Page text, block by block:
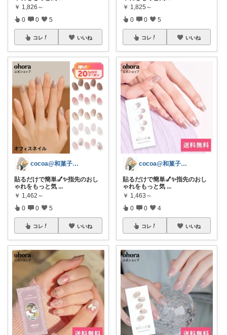
￥ 1,826～
0 0 5
コレ いいね
cocoa@和菓子大好き
貼るだけで簡単💅✨指先のおし
ゃれをもっと気 ...
￥ 1,462～
0 0 5
コレ いいね
￥ 1,825～
0 0 5
コレ いいね
cocoa@和菓子大好き
貼るだけで簡単💅✨指先のおし
ゃれをもっと気 ...
￥ 1,463～
0 0 4
コレ いいね